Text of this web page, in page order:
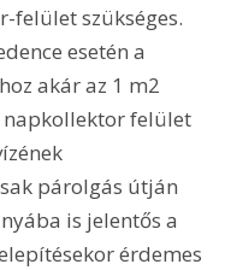
felület szükséges.
esetén a
akár az 1 m2
napkollektor felület
párolgás útján
is jelentős a
érdemes